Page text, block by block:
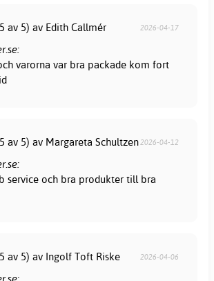
av 5) av Edith Callmér 2026-04-17
varorna var bra packade kom fort
av 5) av Margareta Schultzen2026-04-12
service och bra produkter till bra
av 5) av Ingolf Toft Riske 2026-04-06